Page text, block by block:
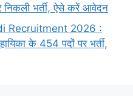
निकली भर्ती, ऐसे करें आवेदन
Recruitment 2026 :
के 454 पदों पर भर्ती,